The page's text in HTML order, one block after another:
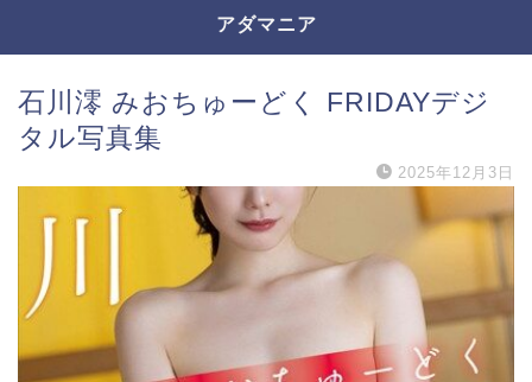
アダマニア
石川澪 みおちゅーどく FRIDAYデジ
タル写真集
2025年12月3日